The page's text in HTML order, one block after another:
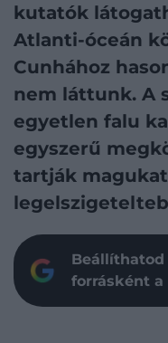
kutatók
Atlanti-óceán
Cunhához
nem láttunk. A
egyetlen falu
egyszerű
tartják
forrásként a